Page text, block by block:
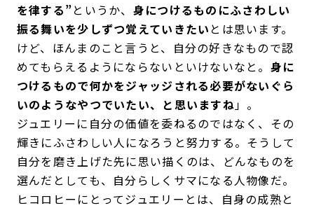
を律する”というか、 身につけるものにふさわしい
振る舞いを少しずつ覚えていきたい とは思います。
けど、ほんまのこと言うと、自分の好きなもので認
めてもらえるようにならないといけないなと。 身に
つけるもので何かをジャッジされる必要がないぐら
いのようなやつでいたい、と思いますね 」。
ジュエリーに自分の価値を委ねるのではなく、その
輝きにふさわしい人になろうと努力する。そうして
自分を磨き上げた先に思い描くのは、どんなものを
選んだとしても、自分らしくサマになる人物像だ。
ヒコロヒーにとってジュエリーとは、自身の成熟と